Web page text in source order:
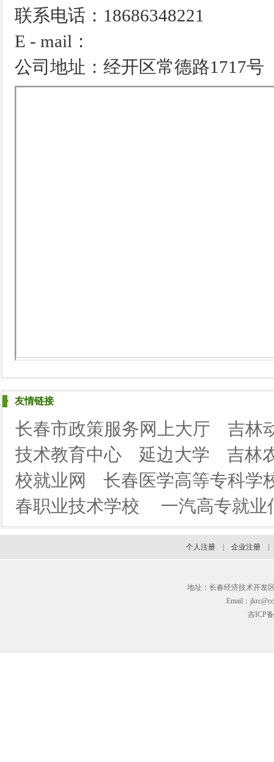
联系电话：18686348221
E - mail：
公司地址：经开区常德路1717号
友情链接
长春市政策服务网上大厅
吉林
技术教育中心
延边大学
吉林
校就业网
长春医学高等专科学
春职业技术学校
一汽高专就业
个人注册 企业注册
地址：长春经济技术开发
Email：
吉ICP